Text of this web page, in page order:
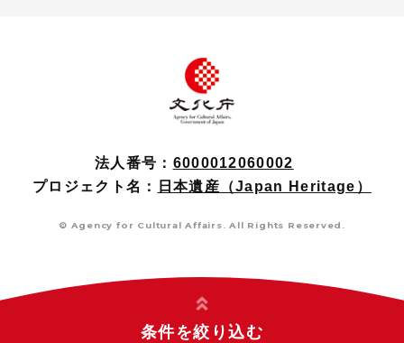
条件を絞り込む
法人番号： 6000012060002
プロジェクト名：
日本遺産（Japan Heritage）
© Agency for Cultural Affairs. All Rights Reserved.